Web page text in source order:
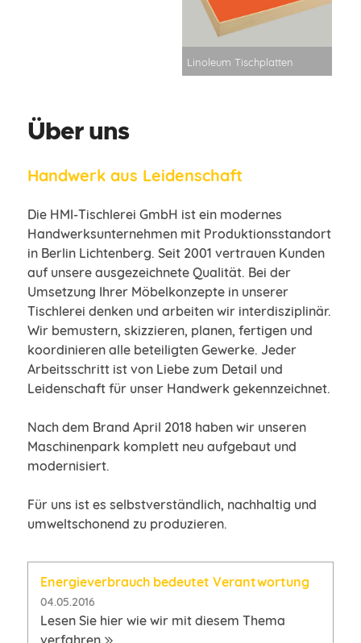
Linoleum Tischplatten
Über uns
Handwerk aus Leidenschaft
Die HMI-Tischlerei GmbH ist ein modernes
Handwerksunternehmen mit Produktionsstandort
in Berlin Lichtenberg. Seit 2001 vertrauen Kunden
auf unsere ausgezeichnete Qualität. Bei der
Umsetzung Ihrer Möbelkonzepte in unserer
Tischlerei denken und arbeiten wir interdisziplinär.
Wir bemustern, skizzieren, planen, fertigen und
koordinieren alle beteiligten Gewerke. Jeder
Arbeitsschritt ist von Liebe zum Detail und
Leidenschaft für unser Handwerk gekennzeichnet.
Nach dem Brand April 2018 haben wir unseren
Maschinenpark komplett neu aufgebaut und
modernisiert.
Für uns ist es selbstverständlich, nachhaltig und
umweltschonend zu produzieren.
Energieverbrauch bedeutet Verantwortung
04.05.2016
Lesen Sie hier wie wir mit diesem Thema